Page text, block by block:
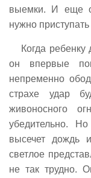
выемки. И еще
нужно
Когда
он впервые
непременно
страхе удар
живоносного
убедительно.
высечет дождь
светлое
не так трудно.